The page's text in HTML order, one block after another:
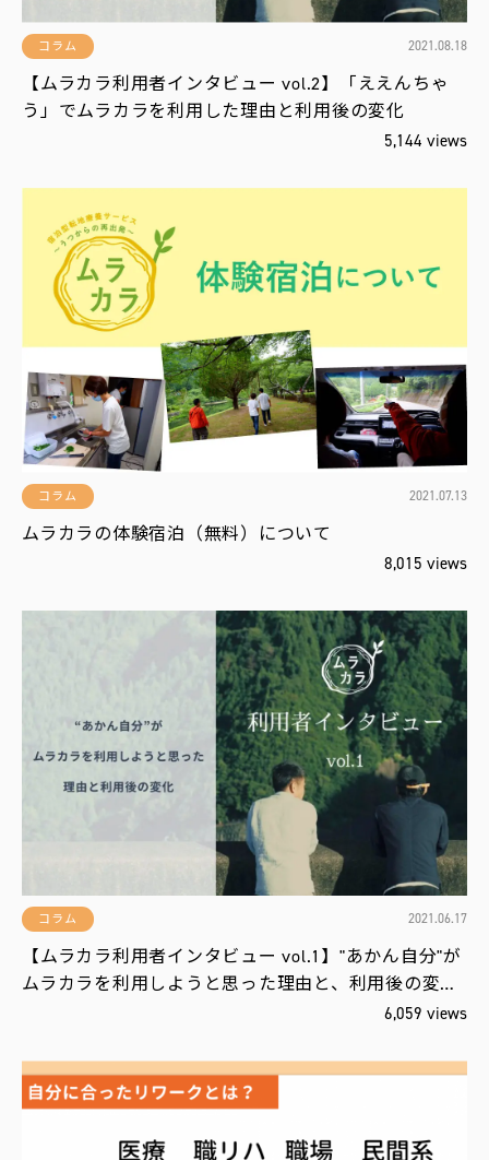
コラム 2021.08.18
【ムラカラ利用者インタビュー vol.2】「ええんちゃ
う」でムラカラを利用した理由と利用後の変化
5,144 views
コラム 2021.07.13
ムラカラの体験宿泊（無料）について
8,015 views
コラム 2021.06.17
【ムラカラ利用者インタビュー vol.1】"あかん自分"が
ムラカラを利用しようと思った理由と、利用後の変…
6,059 views